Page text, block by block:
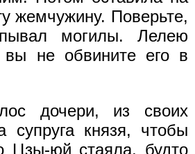
жемчужину. Поверьте,
могилы. Лелею
вы не обвините его в
дочери, из своих
супруга князя, чтобы
Цзы-юй стаяла, будто